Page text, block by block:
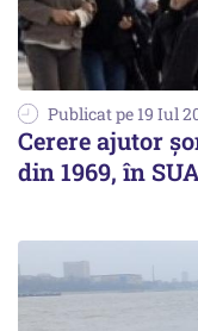
Publicat pe 19 Iul
Cerere ajutor
din 1969, în